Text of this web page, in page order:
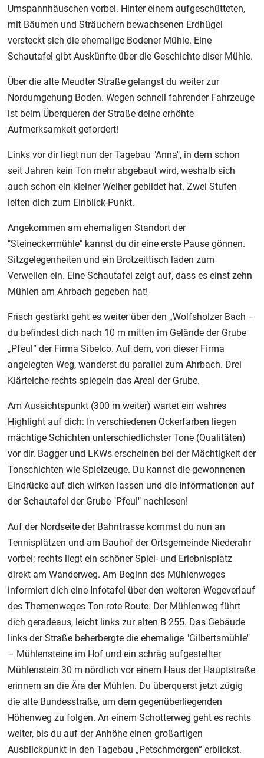
Umspannhäuschen vorbei. Hinter einem aufgeschütteten,
mit Bäumen und Sträuchern bewachsenen Erdhügel
versteckt sich die ehemalige Bodener Mühle. Eine
Schautafel gibt Auskünfte über die Geschichte diser Mühle.
Über die alte Meudter Straße gelangst du weiter zur
Nordumgehung Boden. Wegen schnell fahrender Fahrzeuge
ist beim Überqueren der Straße deine erhöhte
Aufmerksamkeit gefordert!
Links vor dir liegt nun der Tagebau "Anna", in dem schon
seit Jahren kein Ton mehr abgebaut wird, weshalb sich
auch schon ein kleiner Weiher gebildet hat. Zwei Stufen
leiten dich zum Einblick-Punkt.
Angekommen am ehemaligen Standort der
"Steineckermühle" kannst du dir eine erste Pause gönnen.
Sitzgelegenheiten und ein Brotzeittisch laden zum
Verweilen ein. Eine Schautafel zeigt auf, dass es einst zehn
Mühlen am Ahrbach gegeben hat!
Frisch gestärkt geht es weiter über den „Wolfsholzer Bach –
du befindest dich nach 10 m mitten im Gelände der Grube
„Pfeul“ der Firma Sibelco. Auf dem, von dieser Firma
angelegten Weg, wanderst du parallel zum Ahrbach. Drei
Klärteiche rechts spiegeln das Areal der Grube.
Am Aussichtspunkt (300 m weiter) wartet ein wahres
Highlight auf dich: In verschiedenen Ockerfarben liegen
mächtige Schichten unterschiedlichster Tone (Qualitäten)
vor dir. Bagger und LKWs erscheinen bei der Mächtigkeit der
Tonschichten wie Spielzeuge. Du kannst die gewonnenen
Eindrücke auf dich wirken lassen und die Informationen auf
der Schautafel der Grube "Pfeul" nachlesen!
Auf der Nordseite der Bahntrasse kommst du nun an
Tennisplätzen und am Bauhof der Ortsgemeinde Niederahr
vorbei; rechts liegt ein schöner Spiel- und Erlebnisplatz
direkt am Wanderweg. Am Beginn des Mühlenweges
informiert dich eine Infotafel über den weiteren Wegeverlauf
des Themenweges Ton rote Route. Der Mühlenweg führt
dich geradeaus, leicht links zur alten B 255. Das Gebäude
links der Straße beherbergte die ehemalige "Gilbertsmühle"
– Mühlensteine im Hof und ein schräg aufgestellter
Mühlenstein 30 m nördlich vor einem Haus der Hauptstraße
erinnern an die Ära der Mühlen. Du überquerst jetzt zügig
die alte Bundesstraße, um dem gegenüberliegenden
Höhenweg zu folgen. An einem Schotterweg geht es rechts
weiter, bis du auf der Anhöhe einen großartigen
Ausblickpunkt in den Tagebau „Petschmorgen“ erblickst.